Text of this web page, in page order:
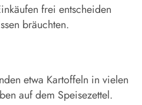
frei entscheiden
bräuchten.
etwa Kartoffeln in vielen
auf dem Speisezettel.